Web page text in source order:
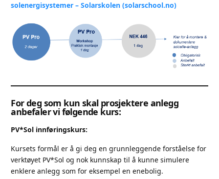
solenergisystemer – Solarskolen (solarschool.no)
For deg som kun skal prosjektere anlegg
anbefaler vi følgende kurs:
PV*Sol innføringskurs:
Kursets formål er å gi deg en grunnleggende forståelse for
verktøyet PV*Sol og nok kunnskap til å kunne simulere
enklere anlegg som for eksempel en enebolig.